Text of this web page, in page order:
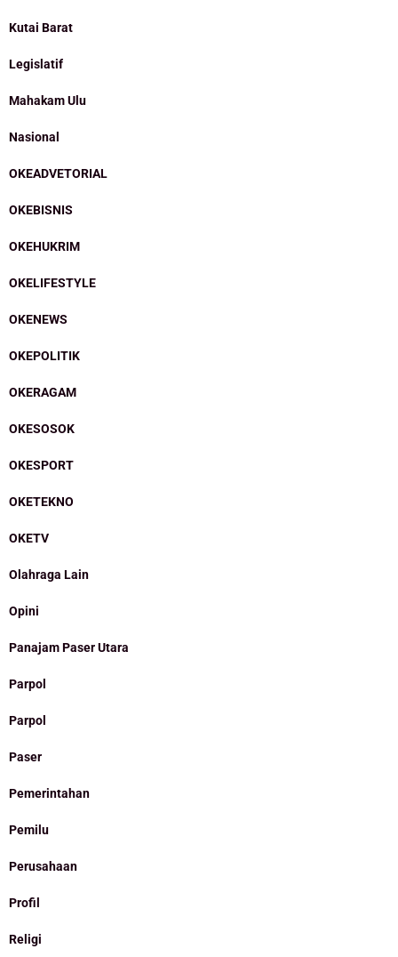
Kutai Barat
Legislatif
Mahakam Ulu
Nasional
OKEADVETORIAL
OKEBISNIS
OKEHUKRIM
OKELIFESTYLE
OKENEWS
OKEPOLITIK
OKERAGAM
OKESOSOK
OKESPORT
OKETEKNO
OKETV
Olahraga Lain
Opini
Panajam Paser Utara
Parpol
Parpol
Paser
Pemerintahan
Pemilu
Perusahaan
Profil
Religi